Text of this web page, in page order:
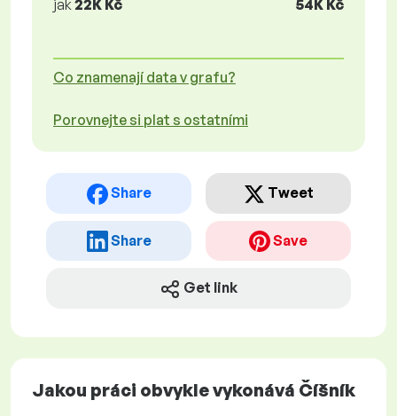
jak22K Kč
54K Kč
Co znamenají data v grafu?
Porovnejte si plat s ostatními
Share Tweet
Share Save
Get link
Jakou práci obvykle vykonává Číšník